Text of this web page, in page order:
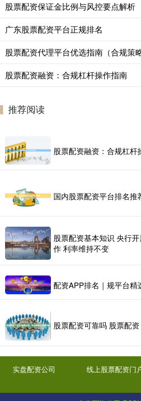
股票配资保证金比例与风控要点解析
广东股票配资平台正规排名
股票配资代理平台优选指南（合规策略
股票配资融资：合规杠杆操作指南
推荐阅读
股票配资融资：合规杠杆
国内股票配资平台排名推
股票配资基本知识 央行
作 利率维持不变
配资APP排名｜规平台精
股票配资可靠吗 股票配
实盘配资公司 线上股票配资门